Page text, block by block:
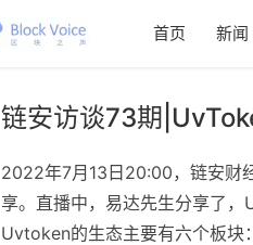
首页 新闻
链安访谈73期
2022年7月13日20:00，链安财
享。直播中，易达先生分享了，
Uvtoken的生态主要有六个板块